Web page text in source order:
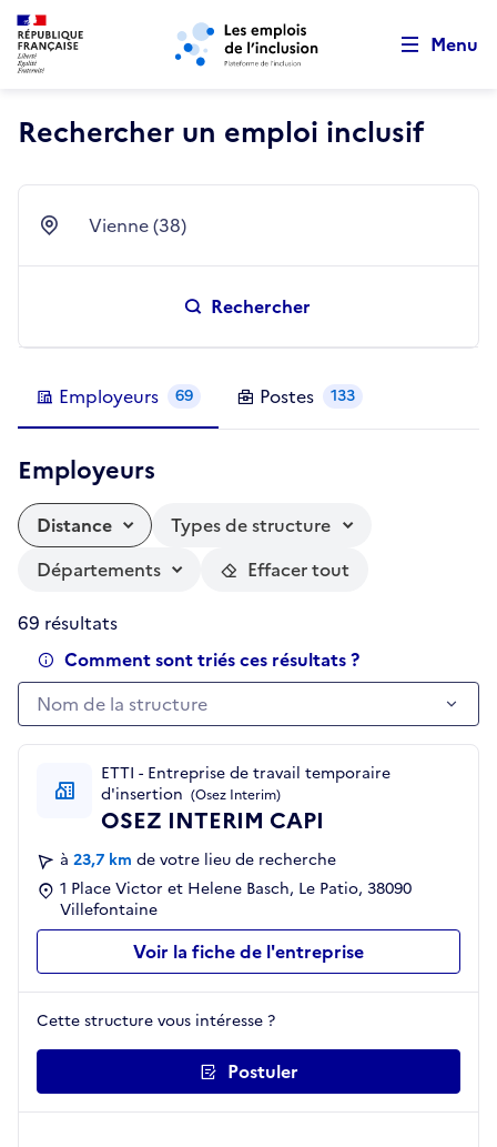
Aller au menu principal Aller au contenu principal
Menu
Rechercher un emploi inclusif
Ville Vienne (38)
Rechercher
Employeurs 69 Postes 133
Employeurs
Distance
Types de structure
Départements
Effacer tout
69 résultats
Comment sont triés ces résultats ?
Nom de la structure
Nom de la structure
ETTI - Entreprise de travail temporaire
d'insertion (Osez Interim)
OSEZ INTERIM CAPI
à 23,7 km de votre lieu de recherche
1 Place Victor et Helene Basch, Le Patio, 38090
Villefontaine
Voir la fiche de l'entreprise
Cette structure vous intéresse ?
Postuler
Retour au début de la page
Panneau de gestion des cookies